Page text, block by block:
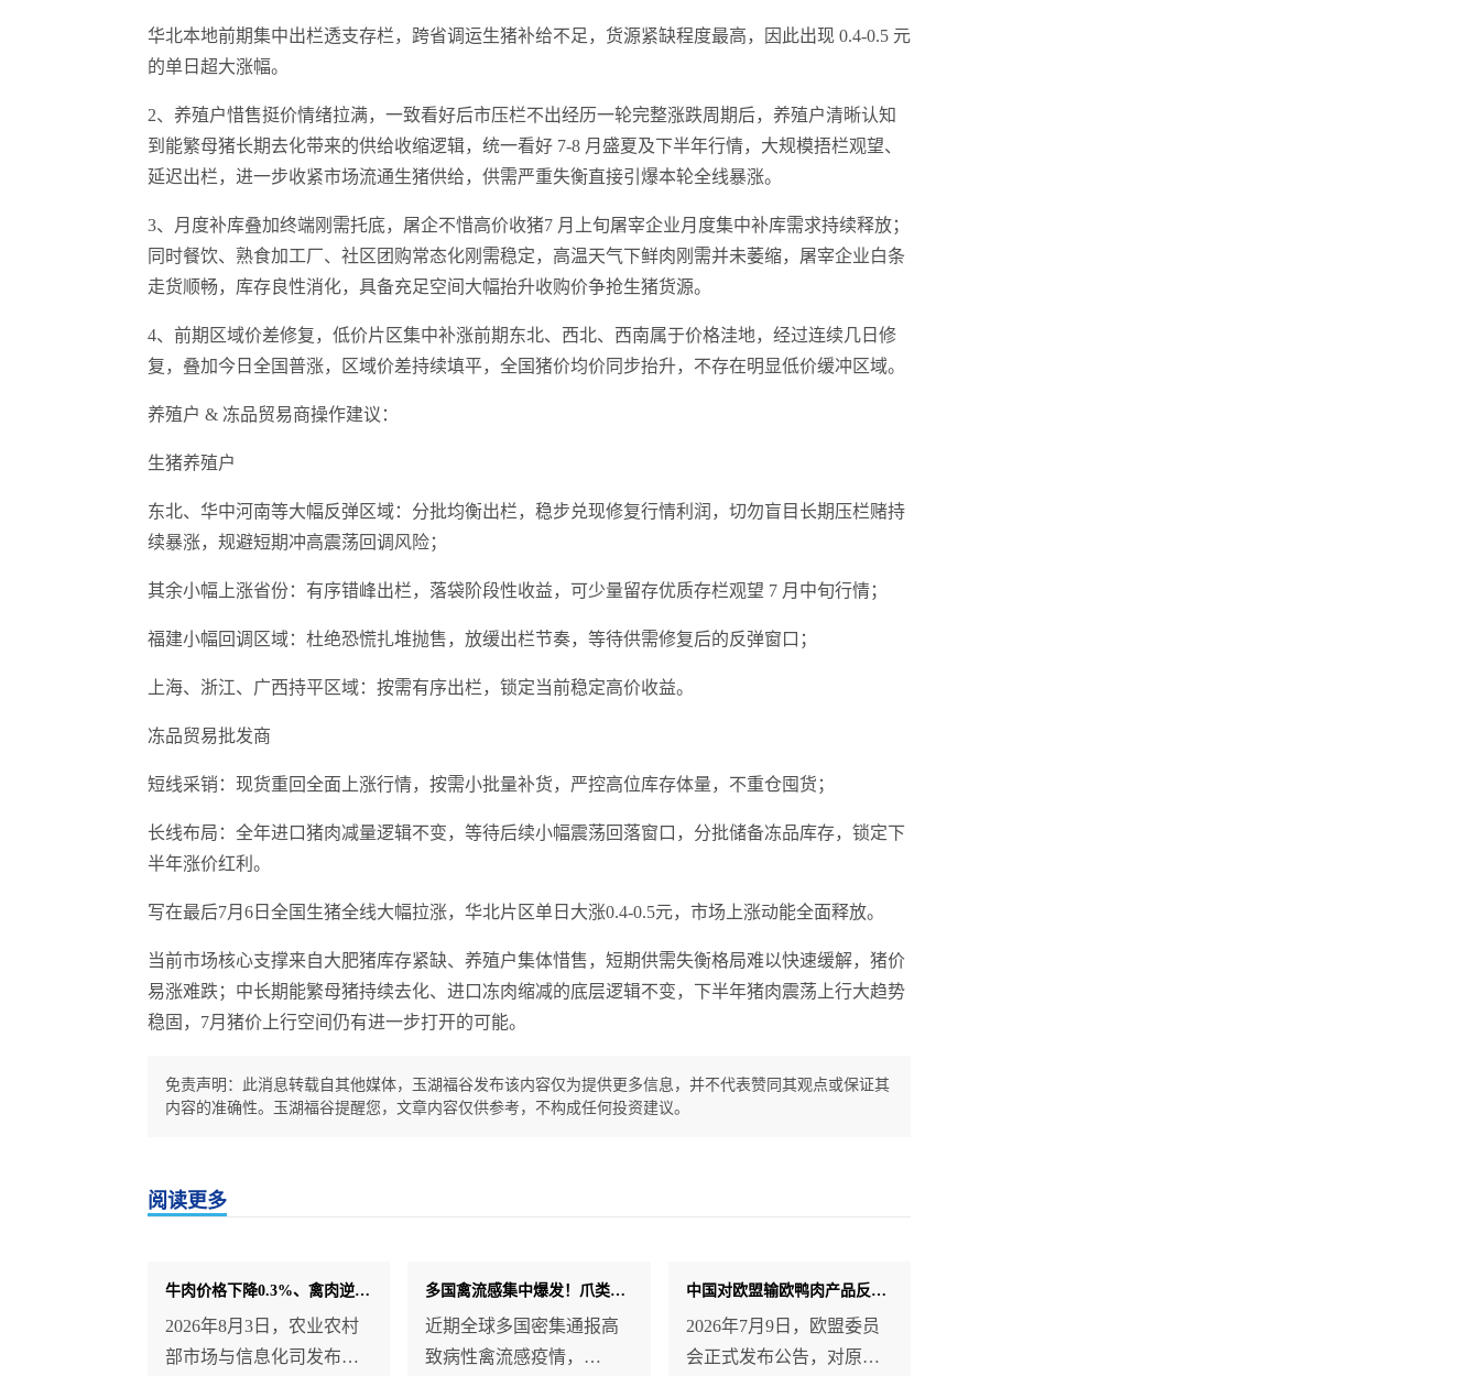
华北本地前期集中出栏透支存栏，跨省调运生猪补给不足，货源紧缺程度最高，因此出现 0.4-0.5 元
的单日超大涨幅。
2、养殖户惜售挺价情绪拉满，一致看好后市压栏不出经历一轮完整涨跌周期后，养殖户清晰认知
到能繁母猪长期去化带来的供给收缩逻辑，统一看好 7-8 月盛夏及下半年行情，大规模捂栏观望、
延迟出栏，进一步收紧市场流通生猪供给，供需严重失衡直接引爆本轮全线暴涨。
3、月度补库叠加终端刚需托底，屠企不惜高价收猪7 月上旬屠宰企业月度集中补库需求持续释放；
同时餐饮、熟食加工厂、社区团购常态化刚需稳定，高温天气下鲜肉刚需并未萎缩，屠宰企业白条
走货顺畅，库存良性消化，具备充足空间大幅抬升收购价争抢生猪货源。
4、前期区域价差修复，低价片区集中补涨前期东北、西北、西南属于价格洼地，经过连续几日修
复，叠加今日全国普涨，区域价差持续填平，全国猪价均价同步抬升，不存在明显低价缓冲区域。
养殖户 & 冻品贸易商操作建议：
生猪养殖户
东北、华中河南等大幅反弹区域：分批均衡出栏，稳步兑现修复行情利润，切勿盲目长期压栏赌持
续暴涨，规避短期冲高震荡回调风险；
其余小幅上涨省份：有序错峰出栏，落袋阶段性收益，可少量留存优质存栏观望 7 月中旬行情；
福建小幅回调区域：杜绝恐慌扎堆抛售，放缓出栏节奏，等待供需修复后的反弹窗口；
上海、浙江、广西持平区域：按需有序出栏，锁定当前稳定高价收益。
冻品贸易批发商
短线采销：现货重回全面上涨行情，按需小批量补货，严控高位库存体量，不重仓囤货；
长线布局：全年进口猪肉减量逻辑不变，等待后续小幅震荡回落窗口，分批储备冻品库存，锁定下
半年涨价红利。
写在最后7月6日全国生猪全线大幅拉涨，华北片区单日大涨0.4-0.5元，市场上涨动能全面释放。
当前市场核心支撑来自大肥猪库存紧缺、养殖户集体惜售，短期供需失衡格局难以快速缓解，猪价
易涨难跌；中长期能繁母猪持续去化、进口冻肉缩减的底层逻辑不变，下半年猪肉震荡上行大趋势
稳固，7月猪价上行空间仍有进一步打开的可能。
免责声明：此消息转载自其他媒体，玉湖福谷发布该内容仅为提供更多信息，并不代表赞同其观点或保证其
内容的准确性。玉湖福谷提醒您，文章内容仅供参考，不构成任何投资建议。
阅读更多
牛肉价格下降0.3%、禽肉逆势上涨0.8%！
2026年8月3日，农业农村
部市场与信息化司发布最
多国禽流感集中爆发！爪类逆势上涨200-500元/吨，后市能否持续？
近期全球多国密集通报高
致病性禽流感疫情，
中国对欧盟输欧鸭肉产品反倾销调查发起反击！禽肉贸易风险升温！
2026年7月9日，欧盟委员
会正式发布公告，对原产